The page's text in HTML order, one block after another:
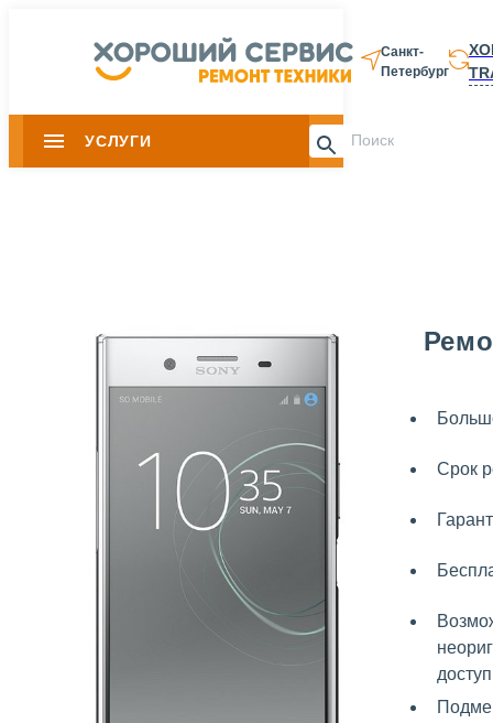
Санкт-
Петербург
УСЛУГИ 8 812 337-
Срок